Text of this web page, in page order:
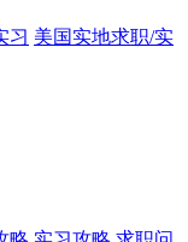
习 美国实地求职/实